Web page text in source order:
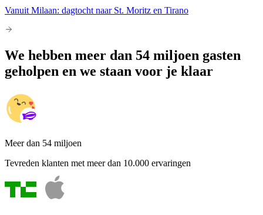
Vanuit Milaan: dagtocht naar St. Moritz en Tirano
We hebben meer dan 54 miljoen gasten
geholpen en we staan voor je klaar
Meer dan 54 miljoen
Tevreden klanten met meer dan 10.000 ervaringen